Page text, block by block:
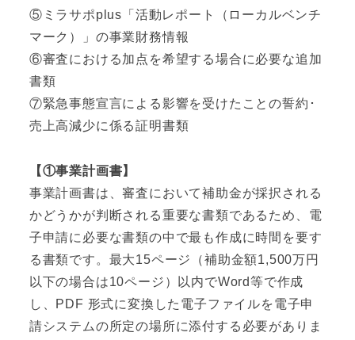
⑤ミラサポplus「活動レポート（ローカルベンチ
マーク）」の事業財務情報
⑥審査における加点を希望する場合に必要な追加
書類
⑦緊急事態宣言による影響を受けたことの誓約･
売上高減少に係る証明書類
【①事業計画書】
事業計画書は、審査において補助金が採択される
かどうかが判断される重要な書類であるため、電
子申請に必要な書類の中で最も作成に時間を要す
る書類です。最大15ページ（補助金額1,500万円
以下の場合は10ページ）以内でWord等で作成
し、PDF 形式に変換した電子ファイルを電子申
請システムの所定の場所に添付する必要がありま